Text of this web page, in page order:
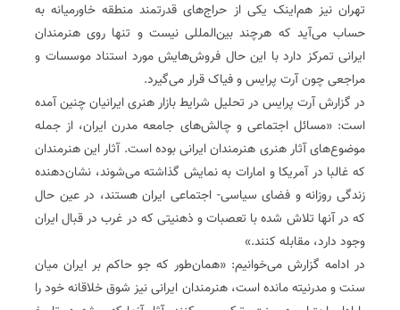
تهران نیز هم‌اینک یکی از حراج‌های قدرتمند منطقه خاورمیانه به
حساب می‌آید که هرچند بین‌المللی نیست و تنها روی هنرمندان
ایرانی تمرکز دارد‌ با این حال فروش‌هایش مورد استناد موسسات و
مراجعی چون آرت پرایس و فیاک قرار می‌گیرد.
در گزارش آرت پرایس در تحلیل شرایط بازار هنری ایرانیان چنین آمده
است: «مسائل اجتماعی و چالش‌های جامعه مدرن ایران، از جمله
موضوع‌های آثار هنری هنرمندان ایرانی بوده است. آثار این هنرمندان
که غالبا در آمریکا و امارات به نمایش گذاشته می‌شوند، نشان‌دهنده
زندگی روزانه و فضای سیاسی- اجتماعی ایران هستند، در عین حال
که در آنها تلاش شده با تعصبات و ذهنیتی که در غرب در قبال ایران
وجود دارد، مقابله کنند.»
در ادامه گزارش می‌خوانیم: «همان‌طور که جو حاکم بر ایران میان
سنت و مدرنیته مانده است، هنرمندان ایرانی نیز شوق خلاقانه خود را